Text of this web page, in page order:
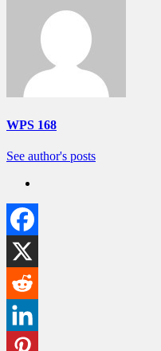
WPS 168
See author's posts